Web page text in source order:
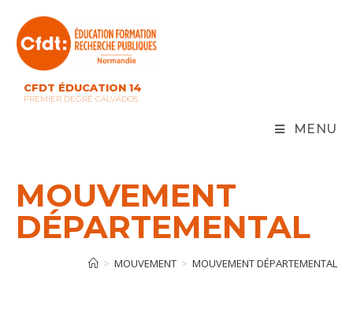
content
CFDT ÉDUCATION 14
PREMIER DEGRÉ CALVADOS
MENU
MOUVEMENT
DÉPARTEMENTAL
> MOUVEMENT > MOUVEMENT DÉPARTEMENTAL